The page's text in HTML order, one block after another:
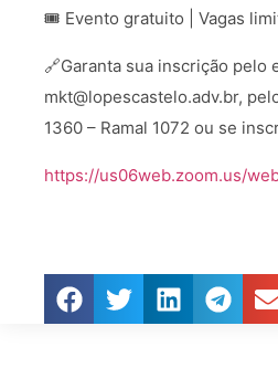
🎟️ Evento gratuito | Vagas
🔗Garanta sua inscrição pelo
mkt@lopescastelo.adv.br,
1360 – Ramal 1072 ou se
https://us06web.zoom.us/